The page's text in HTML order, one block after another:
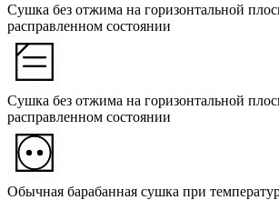
Сушка без отжима на горизонтальной
расправленном состоянии
Сушка без отжима на горизонтальной
расправленном состоянии
Обычная барабанная сушка при